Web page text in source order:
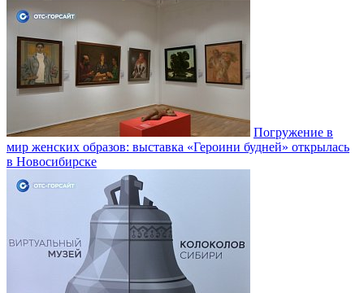
Погружение в
мир женских образов: выставка «Героини будней» открылась
в Новосибирске